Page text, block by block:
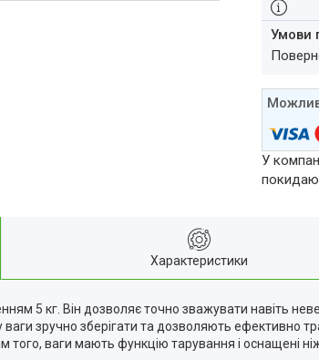
У
Характеристики
5 кг. Він дозволяє точно зважувати навіть
зручно зберігати та дозволяють ефективно
того, ваги мають функцію тарування і оснащені